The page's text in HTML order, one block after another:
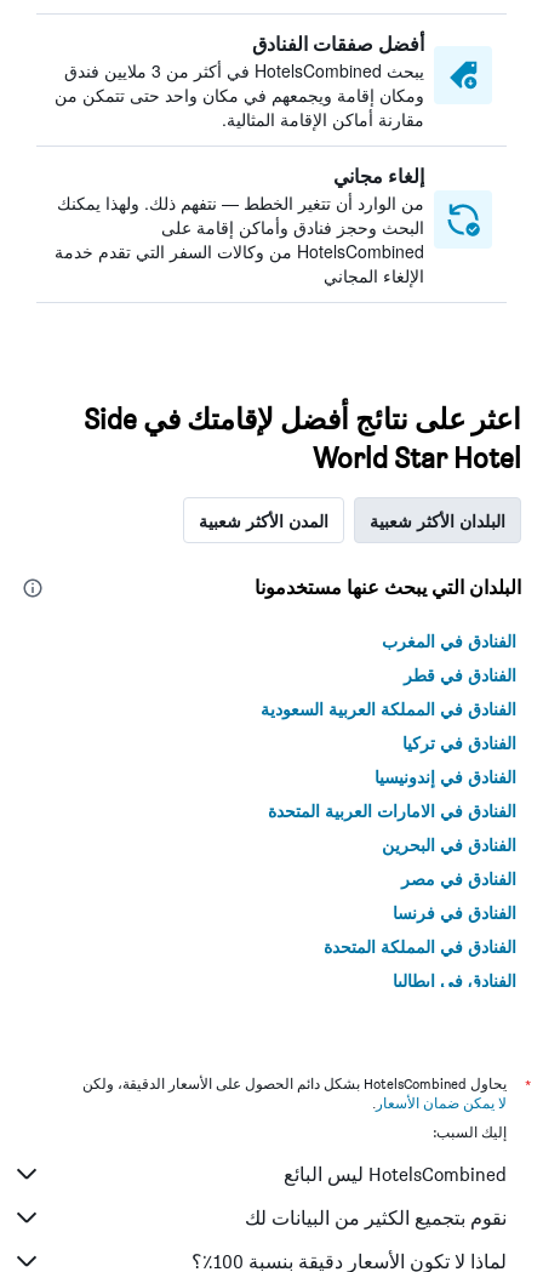
أفضل صفقات الفنادق
يبحث HotelsCombined في أكثر من 3 ملايين فندق
ومكان إقامة ويجمعهم في مكان واحد حتى تتمكن من
مقارنة أماكن الإقامة المثالية.
إلغاء مجاني
من الوارد أن تتغير الخطط — نتفهم ذلك. ولهذا يمكنك
البحث وحجز فنادق وأماكن إقامة على
HotelsCombined من وكالات السفر التي تقدم خدمة
الإلغاء المجاني
اعثر على نتائج أفضل لإقامتك في Side
World Star Hotel
البلدان الأكثر شعبية المدن الأكثر شعبية
البلدان التي يبحث عنها مستخدمونا
الفنادق في المغرب
الفنادق في قطر
الفنادق في المملكة العربية السعودية
الفنادق في تركيا
الفنادق في إندونيسيا
الفنادق في الامارات العربية المتحدة
الفنادق في البحرين
الفنادق في مصر
الفنادق في فرنسا
الفنادق في المملكة المتحدة
الفنادق في إيطاليا
*
يحاول HotelsCombined بشكل دائم الحصول على الأسعار الدقيقة، ولكن
لا يمكن ضمان الأسعار .
إليك السبب:
HotelsCombined ليس البائع
نقوم بتجميع الكثير من البيانات لك
لماذا لا تكون الأسعار دقيقة بنسبة 100٪؟